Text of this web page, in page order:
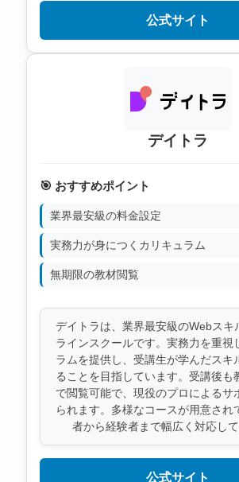
公式サイト
デイトラ
🎯 おすすめポイント
業界最安級の料金設定
実務力が身につくカリキュラム
無期限の教材閲覧
デイトラは、業界最安級のWebスキ
ラインスクールです。実務力を重視
ラムを提供し、受講生が学んだスキ
ることを目指しています。受講後も
で閲覧可能で、現役のプロによるサ
られます。多様なコースが用意され
者から経験者まで幅広く対応して
公式サイト